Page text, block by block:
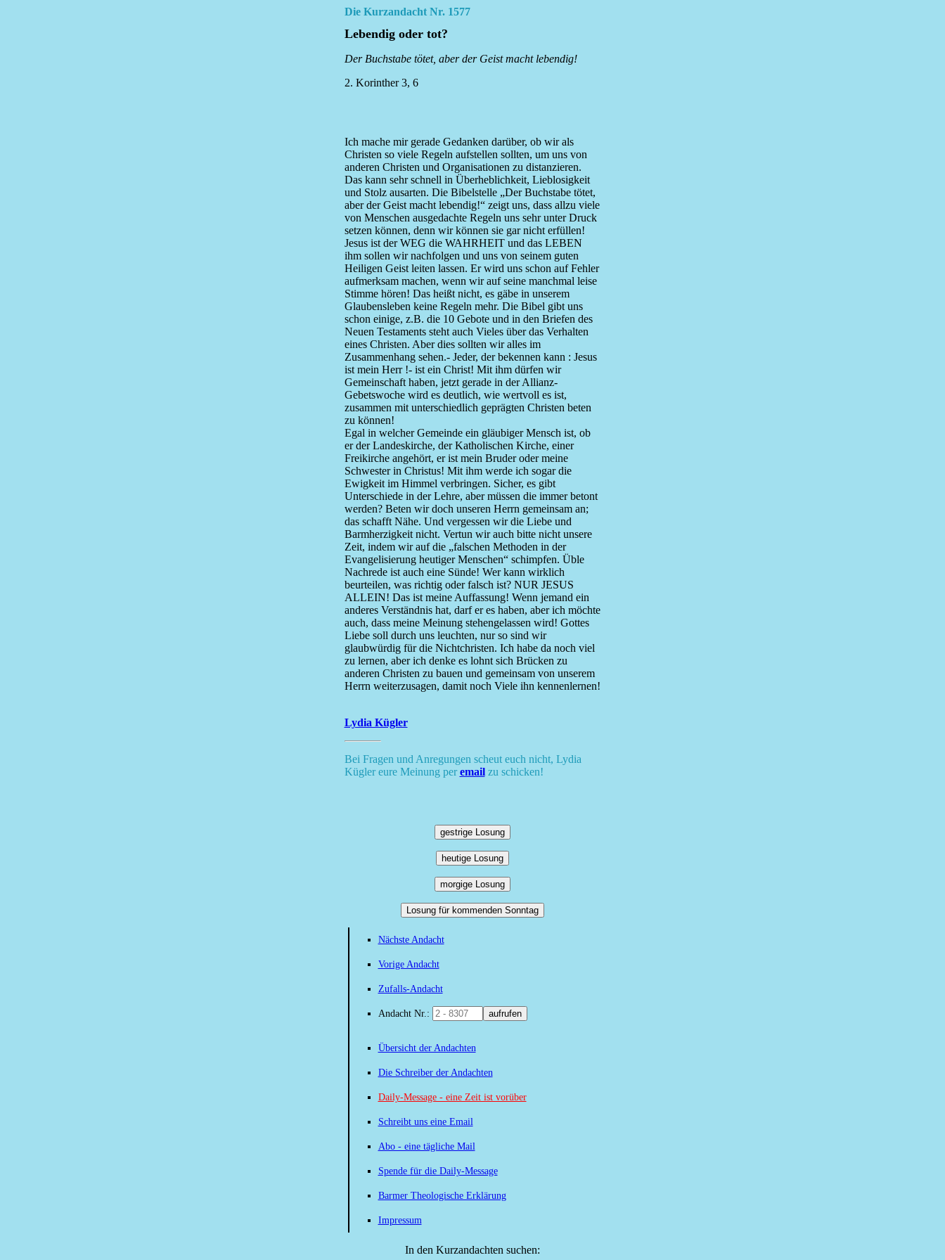
Die Kurzandacht Nr. 1577
Lebendig oder tot?
Der Buchstabe tötet, aber der Geist macht lebendig!
2. Korinther 3, 6
Ich mache mir gerade Gedanken darüber, ob wir als
Christen so viele Regeln aufstellen sollten, um uns von
anderen Christen und Organisationen zu distanzieren.
Das kann sehr schnell in Überheblichkeit, Lieblosigkeit
und Stolz ausarten. Die Bibelstelle „Der Buchstabe tötet,
aber der Geist macht lebendig!“ zeigt uns, dass allzu viele
von Menschen ausgedachte Regeln uns sehr unter Druck
setzen können, denn wir können sie gar nicht erfüllen!
Jesus ist der WEG die WAHRHEIT und das LEBEN
ihm sollen wir nachfolgen und uns von seinem guten
Heiligen Geist leiten lassen. Er wird uns schon auf Fehler
aufmerksam machen, wenn wir auf seine manchmal leise
Stimme hören! Das heißt nicht, es gäbe in unserem
Glaubensleben keine Regeln mehr. Die Bibel gibt uns
schon einige, z.B. die 10 Gebote und in den Briefen des
Neuen Testaments steht auch Vieles über das Verhalten
eines Christen. Aber dies sollten wir alles im
Zusammenhang sehen.- Jeder, der bekennen kann : Jesus
ist mein Herr !- ist ein Christ! Mit ihm dürfen wir
Gemeinschaft haben, jetzt gerade in der Allianz-
Gebetswoche wird es deutlich, wie wertvoll es ist,
zusammen mit unterschiedlich geprägten Christen beten
zu können!
Egal in welcher Gemeinde ein gläubiger Mensch ist, ob
er der Landeskirche, der Katholischen Kirche, einer
Freikirche angehört, er ist mein Bruder oder meine
Schwester in Christus! Mit ihm werde ich sogar die
Ewigkeit im Himmel verbringen. Sicher, es gibt
Unterschiede in der Lehre, aber müssen die immer betont
werden? Beten wir doch unseren Herrn gemeinsam an;
das schafft Nähe. Und vergessen wir die Liebe und
Barmherzigkeit nicht. Vertun wir auch bitte nicht unsere
Zeit, indem wir auf die „falschen Methoden in der
Evangelisierung heutiger Menschen“ schimpfen. Üble
Nachrede ist auch eine Sünde! Wer kann wirklich
beurteilen, was richtig oder falsch ist? NUR JESUS
ALLEIN! Das ist meine Auffassung! Wenn jemand ein
anderes Verständnis hat, darf er es haben, aber ich möchte
auch, dass meine Meinung stehengelassen wird! Gottes
Liebe soll durch uns leuchten, nur so sind wir
glaubwürdig für die Nichtchristen. Ich habe da noch viel
zu lernen, aber ich denke es lohnt sich Brücken zu
anderen Christen zu bauen und gemeinsam von unserem
Herrn weiterzusagen, damit noch Viele ihn kennenlernen!
Lydia Kügler
Bei Fragen und Anregungen scheut euch nicht, Lydia
Kügler eure Meinung peremailzu schicken!
gestrige Losung
heutige Losung
morgige Losung
Losung für kommenden Sonntag
Nächste Andacht
Vorige Andacht
Zufalls-Andacht
Andacht Nr.: aufrufen
Übersicht der Andachten
Die Schreiber der Andachten
Daily-Message - eine Zeit ist vorüber
Schreibt uns eine Email
Abo - eine tägliche Mail
Spende für die Daily-Message
Barmer Theologische Erklärung
Impressum
In den Kurzandachten suchen: